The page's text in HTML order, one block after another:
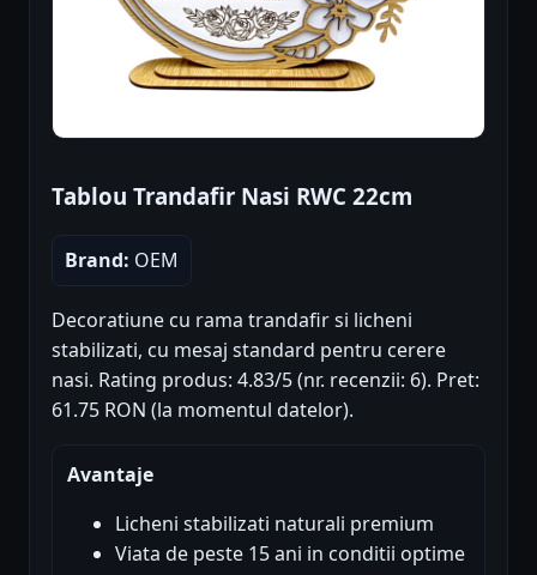
Tablou Trandafir Nasi RWC 22cm
Brand: OEM
Decoratiune cu rama trandafir si licheni
stabilizati, cu mesaj standard pentru cerere
nasi. Rating produs: 4.83/5 (nr. recenzii: 6). Pret:
61.75 RON (la momentul datelor).
Avantaje
Licheni stabilizati naturali premium
Viata de peste 15 ani in conditii optime